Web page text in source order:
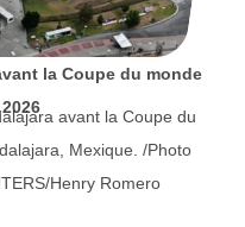
la Coupe du monde
avant la Coupe du
Mexique. /Photo
Henry Romero